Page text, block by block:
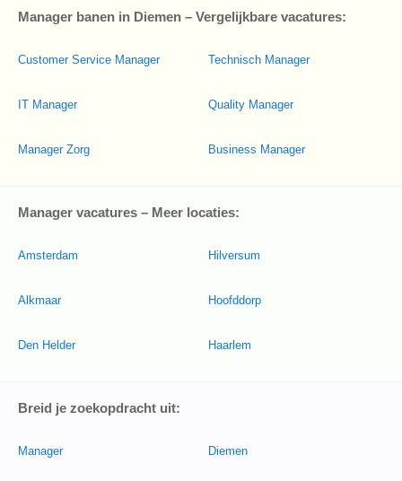
Manager banen in Diemen – Vergelijkbare vacatures:
Customer Service Manager
IT Manager
Manager Zorg
Technisch Manager
Quality Manager
Business Manager
Manager vacatures – Meer locaties:
Amsterdam
Alkmaar
Den Helder
Hilversum
Hoofddorp
Haarlem
Breid je zoekopdracht uit:
Manager Diemen